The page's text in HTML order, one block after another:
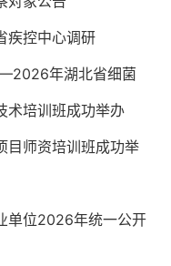
疾控中心调研
年湖北省细菌
术培训班成功举办
目师资培训班成功举
单位2026年统一公开